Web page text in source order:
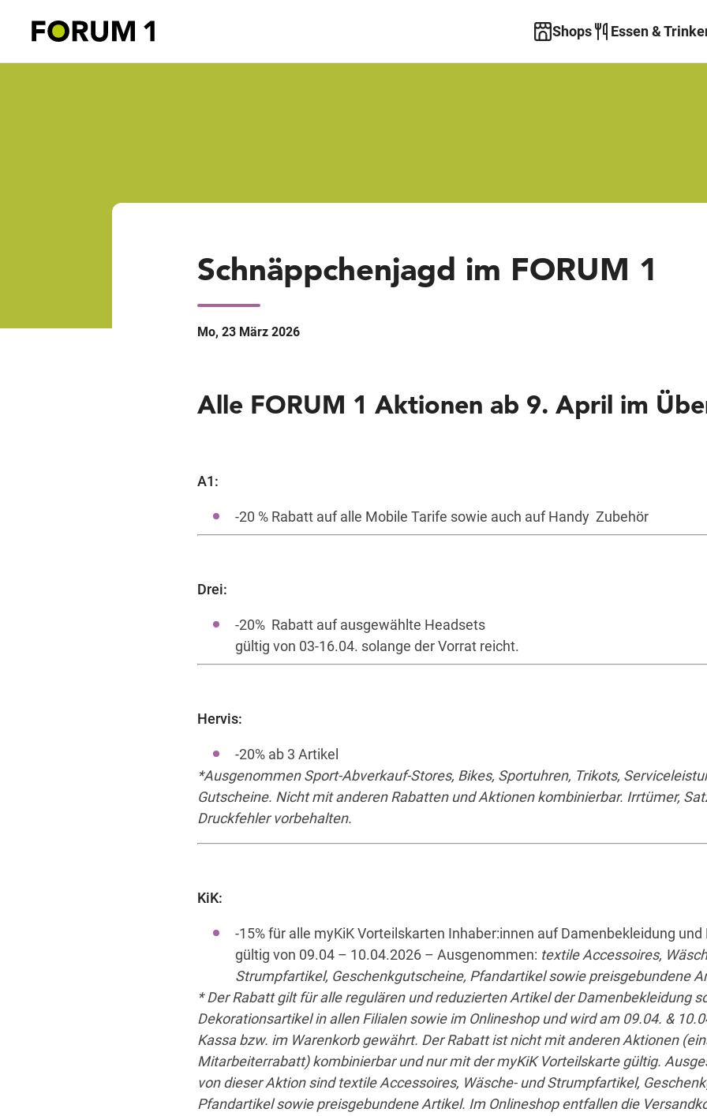
Shops Essen &
Schnäppchenjagd im FORUM 1
Mo, 23 März 2026
Alle FORUM 1 Aktionen ab 9. April im
A1:
-20 % Rabatt auf alle Mobile Tarife sowie auch auf Handy Zubehör
Drei:
-20% Rabatt auf ausgewählte Headsets
gültig von 03-16.04. solange der Vorrat reicht.
Hervis:
-20% ab 3 Artikel
*Ausgenommen Sport-Abverkauf-Stores, Bikes, Sportuhren, Trikots,
Gutscheine. Nicht mit anderen Rabatten und Aktionen kombinierbar. Irrtümer,
Druckfehler vorbehalten.
KiK:
-15% für alle myKiK Vorteilskarten Inhaber:innen auf Damenbekleidung und
gültig von 09.04 – 10.04.2026 – Ausgenommen: textile Accessoires,
Strumpfartikel, Geschenkgutscheine, Pfandartikel sowie preisgebundene
* Der Rabatt gilt für alle regulären und reduzierten Artikel der Damenbekleidung
Dekorationsartikel in allen Filialen sowie im Onlineshop und wird am 09.04. &
Kassa bzw. im Warenkorb gewährt. Der Rabatt ist nicht mit anderen Aktionen
Mitarbeiterrabatt) kombinierbar und nur mit der myKiK Vorteilskarte gültig.
von dieser Aktion sind textile Accessoires, Wäsche- und Strumpfartikel,
Pfandartikel sowiepreisgebundene Artikel. Im Onlineshop entfallen die